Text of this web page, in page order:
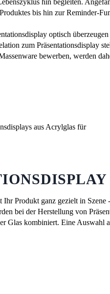
hin begleiten.
bis hin zur Reminder-
optisch
zum Präsentationsdisplay
bewerben, werden
Ihr Produkt ganz gezielt in
bei der Herstellung von
Glas kombiniert. Eine Auswahl